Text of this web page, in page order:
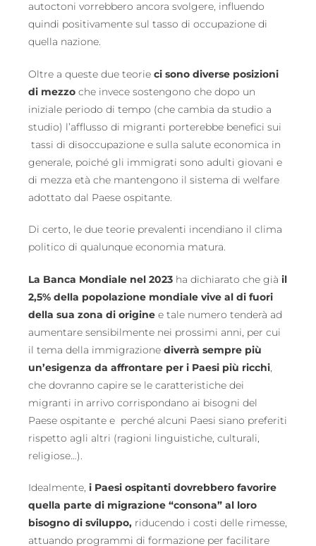
autoctoni vorrebbero ancora svolgere, influendo
quindi positivamente sul tasso di occupazione di
quella nazione.
Oltre a queste due teorieci sono diverse posizioni
di mezzo che invece sostengono che dopo un
iniziale periodo di tempo (che cambia da studio a
studio) l’afflusso di migranti porterebbe benefici sui
tassi di disoccupazione e sulla salute economica in
generale, poiché gli immigrati sono adulti giovani e
di mezza età che mantengono il sistema di welfare
adottato dal Paese ospitante.
Di certo, le due teorie prevalenti incendiano il clima
politico di qualunque economia matura.
La Banca Mondiale nel 2023 ha dichiarato che giàil
2,5% della popolazione mondiale vive al di fuori
della sua zona di origine e tale numero tenderà ad
aumentare sensibilmente nei prossimi anni, per cui
il tema della immigrazionediverrà sempre più
un’esigenza da affrontare per i Paesi più ricchi
che dovranno capire se le caratteristiche dei
migranti in arrivo corrispondano ai bisogni del
Paese ospitante e perché alcuni Paesi siano preferiti
rispetto agli altri (ragioni linguistiche, culturali,
religiose…).
Idealmente,i Paesi ospitanti dovrebbero favorire
quella parte di migrazione “consona” al loro
bisogno di sviluppo, riducendo i costi delle rimesse,
attuando programmi di formazione per facilitare